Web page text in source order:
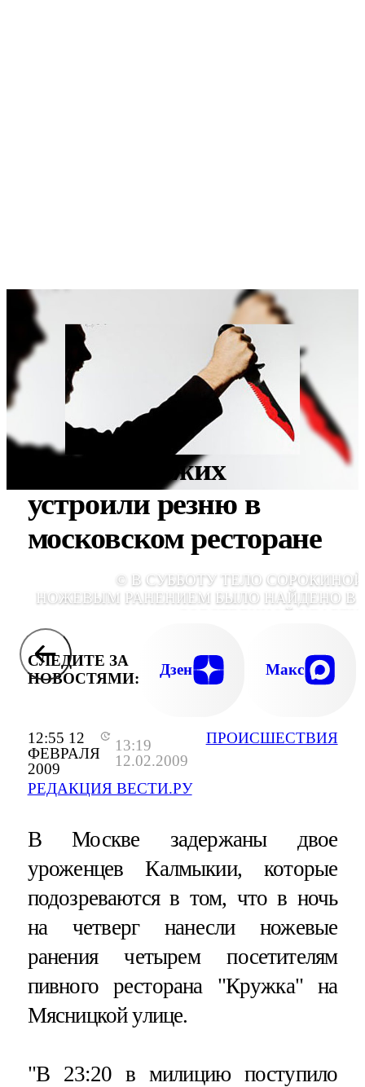
12:55 12
ФЕВРАЛЯ
2009
13:19
12.02.2009
РЕДАКЦИЯ ВЕСТИ.РУ
ПРОИСШЕСТВИЯ
Двое приезжих
устроили резню в
московском ресторане
© В СУББОТУ ТЕЛО
НОЖЕВЫМ РАНЕНИЕМ БЫЛО НАЙДЕНО В
СОБСТВЕННОЙ
СЛЕДИТЕ ЗА
НОВОСТЯМИ:
Дзен Макс
В Москве задержаны двое
уроженцев Калмыкии, которые
подозреваются в том, что в ночь
на четверг нанесли ножевые
ранения четырем посетителям
пивного ресторана "Кружка" на
Мясницкой улице.
"В 23:20 в милицию поступило